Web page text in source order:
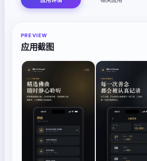
PREVIEW
应用截图